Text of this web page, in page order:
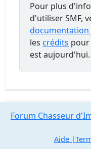
Pour plus
d'utiliser SMF,
documentation
lescrédits pour
est aujourd'hui.
Forum Chasseur
Aide